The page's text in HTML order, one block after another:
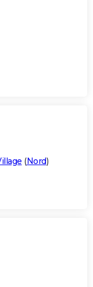
(Nord)